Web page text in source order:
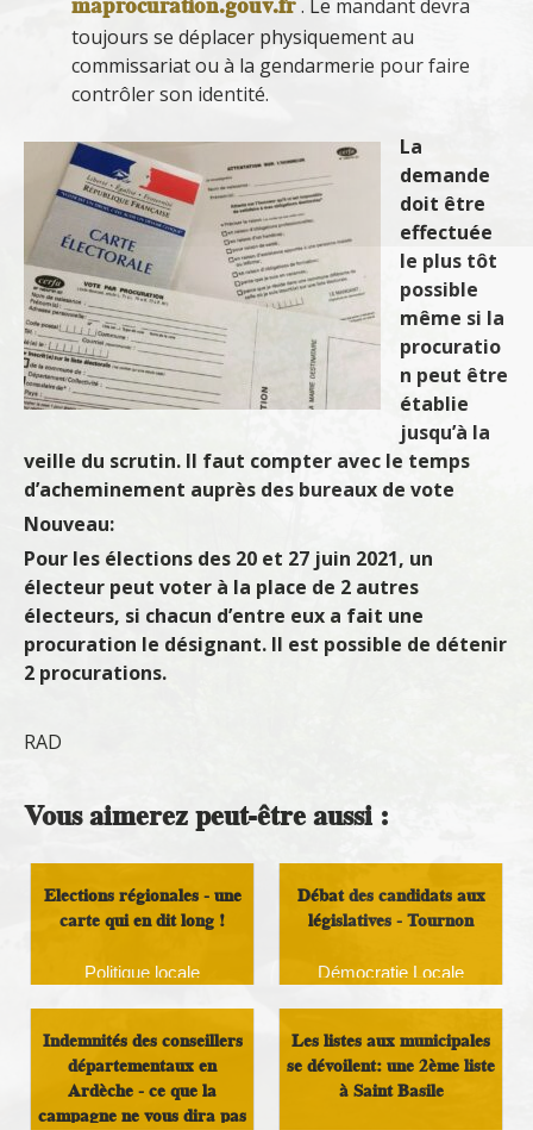
. Le mandant devra
toujours se déplacer physiquement au
commissariat ou à la gendarmerie pour faire
contrôler son identité.
La
demande
doit être
effectuée
le plus tôt
possible
même si la
procuratio
n peut être
établie
jusqu’à la
veille du scrutin. Il faut compter avec le temps
d’acheminement auprès des bureaux de vote
Nouveau:
Pour les élections des 20 et 27 juin 2021, un
électeur peut voter à la place de 2 autres
électeurs, si chacun d’entre eux a fait une
procuration le désignant. Il est possible de détenir
2 procurations.
RAD
Vous aimerez peut-être aussi :
Elections régionales - une
carte qui en dit long !
Politique locale
Débat des candidats aux
législatives - Tournon
Démocratie Locale
Indemnités des conseillers
départementaux en
Ardèche - ce que la
campagne ne vous dira pas
Les listes aux municipales
se dévoilent: une 2ème liste
à Saint Basile